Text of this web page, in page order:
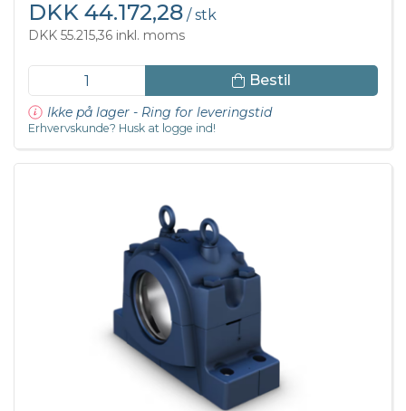
DKK 44.172,28 / stk
DKK 55.215,36 inkl. moms
Bestil
Ikke på lager - Ring for leveringstid
Erhvervskunde? Husk at logge ind!